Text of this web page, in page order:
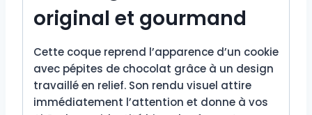
original et gourmand
Cette coque reprend l’apparence d’un cookie
avec pépites de chocolat grâce à un design
travaillé en relief. Son rendu visuel attire
immédiatement l’attention et donne à vos